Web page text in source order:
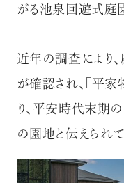
がる池泉回遊式庭
近年の調査により
が確認され、「平家
り、平安時代末期
の園地と伝えられて